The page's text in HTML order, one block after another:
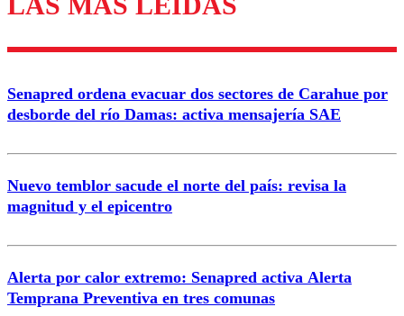
Enviar comentario
Senapred ordena evacuar dos sectores de Carahue por
desborde del río Damas: activa mensajería SAE
Nuevo temblor sacude el norte del país: revisa la
magnitud y el epicentro
Alerta por calor extremo: Senapred activa Alerta
Temprana Preventiva en tres comunas